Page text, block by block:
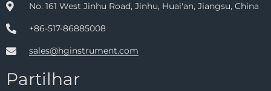
No. 161 West Jinhu Road, Jinhu, Huai'an, Jiangsu, China
+86-517-86885008
sales@hginstrument.com
Partilhar